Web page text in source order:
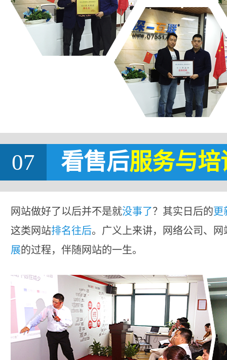
07 看售后服务与培
网站做好了以后并不是就没事了？其实日后的更
这类网站排名往后。广义上来讲，网络公司、
展的过程，伴随网站的一生。